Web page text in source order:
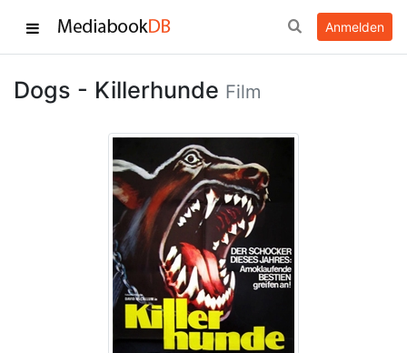
Anmelden
Dogs - Killerhunde Film